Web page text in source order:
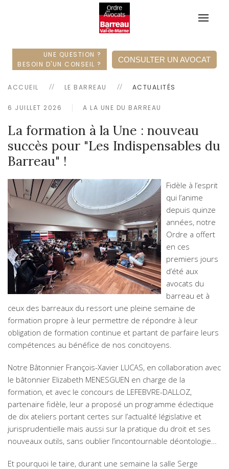
UNE QUESTION ?
BESOIN D'UN CONSEIL ?
CONSULTER UN AVOCAT
ACCUEIL LE BARREAU ACTUALITÉS
6 JUILLET 2026 A LA UNE DU BARREAU
La formation à la Une : nouveau
succès pour "Les Indispensables du
Barreau" !
Fidèle à l’esprit
qui l’anime
depuis quinze
années, notre
Ordre a offert
en ces
premiers jours
d’été aux
avocats du
barreau et à
ceux des barreaux du ressort une pleine semaine de
formation propre à leur permettre de répondre à leur
obligation de formation continue et partant de parfaire leurs
compétences au bénéfice de nos concitoyens.
Notre Bâtonnier François-Xavier LUCAS, en collaboration avec
le bâtonnier Elizabeth MENESGUEN en charge de la
formation, et avec le concours de LEFEBVRE-DALLOZ,
partenaire fidèle, leur a proposé un programme éclectique
de dix ateliers portant certes sur l’actualité législative et
jurisprudentielle mais aussi sur la pratique du droit et ses
nouveaux outils, sans oublier l’incontournable déontologie…
Et pourquoi le taire, durant une semaine la salle Serge